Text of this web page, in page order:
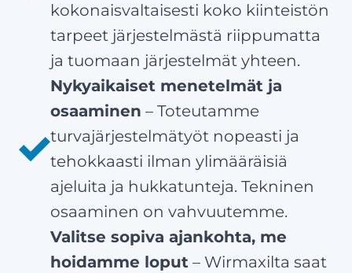
kokonaisvaltaisesti koko kiinteistön
tarpeet järjestelmästä riippumatta
ja tuomaan järjestelmät yhteen.
Nykyaikaiset menetelmät ja
osaaminen – Toteutamme
turvajärjestelmätyöt nopeasti ja
tehokkaasti ilman ylimääräisiä
ajeluita ja hukkatunteja. Tekninen
osaaminen on vahvuutemme.
Valitse sopiva ajankohta, me
hoidamme loput – Wirmaxilta saat